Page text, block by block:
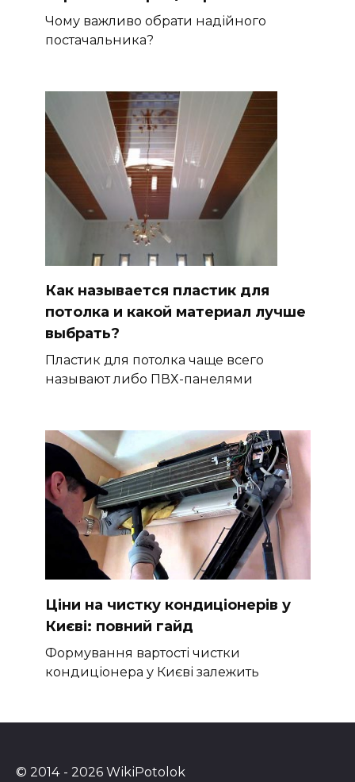
Чому важливо обрати надійного
постачальника?
Как называется пластик для
потолка и какой материал лучше
выбрать?
Пластик для потолка чаще всего
называют либо ПВХ-панелями
Ціни на чистку кондиціонерів у
Києві: повний гайд
Формування вартості чистки
кондиціонера у Києві залежить
© 2014 - 2026 WikiPotolok